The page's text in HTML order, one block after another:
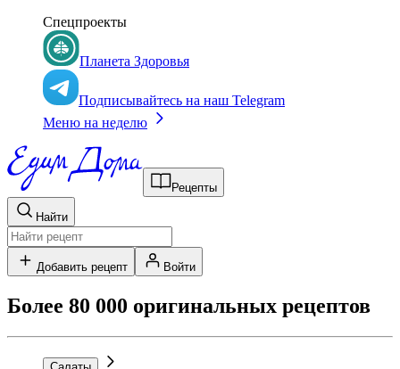
Спецпроекты
Планета Здоровья
Подписывайтесь на наш Telegram
Меню на неделю
Рецепты
Найти
Добавить рецепт Войти
Более 80 000 оригинальных рецептов